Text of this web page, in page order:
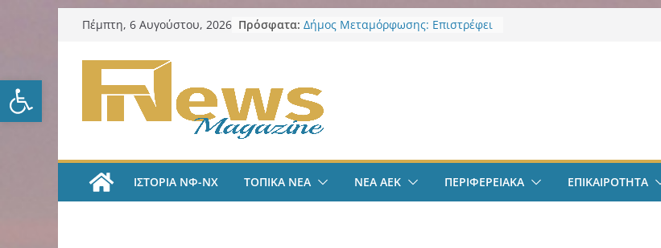
Ανοίξτε τη γραμμή εργαλείων
Μετάβαση
περιεχόμενο
Πέμπτη, 6 Αυγούστου, 2026 Πρόσφατα: Δήμος Μεταμόρφωσης: Επιστρέφει
αλλαγή του νομοθετικού πλαισιου
ΑΕΚ Ποδόσφαιρο: Στην Αθήνα ο
Μίλαν Βιτάλις – Περνά ιατρικά,
υπογράφει τετραετές συμβόλαιο
Αυτοκρατορία” #77 με ανοιχτές
γραμμές με Γιάννη Ευστρατιάδη
ΙΣΤΟΡΙΑ ΝΦ-ΝΧ ΤΟΠΙΚΑ ΝΕΑ ΝΕΑ ΑΕΚ ΠΕΡΙΦΕΡΕΙΑΚΑ ΕΠΙΚΑΙΡΟΤΗΤΑ